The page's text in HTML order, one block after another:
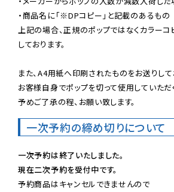
・商品名に「※DPコピー」と記載のあるもの
上記の場合、正規のポップではなくカラーコ
しております。
また、A4用紙へ印刷されたものをお送りして
お客様自身でポップを切って使用していただ
予めご了承の程、お願い致します。
一次予約の締め切りについて
一次予約は終了いたしました。
現在二次予約を受付中です。
予約商品はキャンセルできませんので